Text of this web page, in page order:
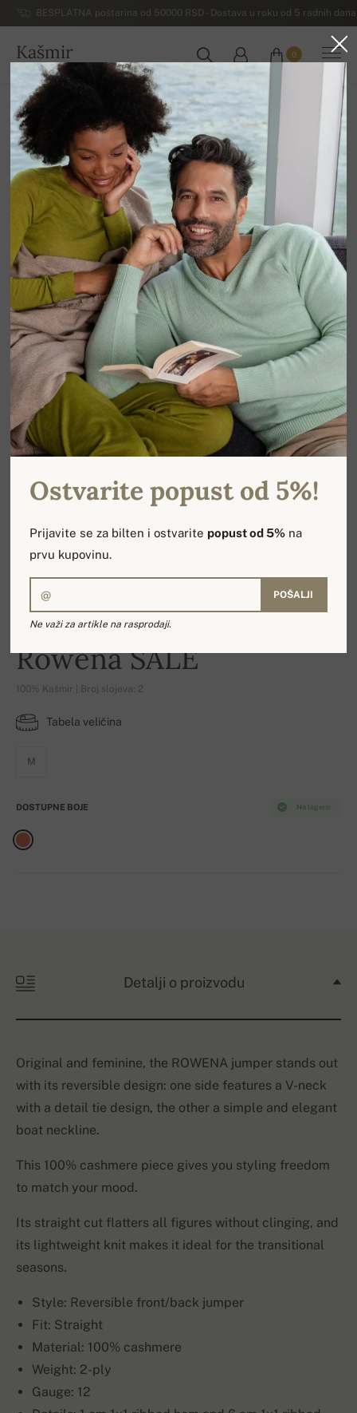
BESPLATNA poštarina od 50000 RSD - Dostava u roku od 5 radnih
Kašmir
SRBIJA
0
Početna
-14%
Rowena SALE
100% Kašmir | Broj slojeva: 2
Tabela veličina
M
Na lageru
DOSTUPNE BOJE
Detalji o proizvodu
Original and feminine, the ROWENA jumper stands out
with its reversible design: one side features a V-neck
with a detail tie design, the other a simple and elegant
boat neckline.
This 100% cashmere piece gives you styling freedom
to match your mood.
Its straight cut flatters all figures without clinging, and
its lightweight knit makes it ideal for the transitional
seasons.
Style: Reversible front/back jumper
Fit: Straight
Material: 100% cashmere
Weight: 2-ply
Gauge: 12
Ostvarite popust od 5%!
Prijavite se za bilten i ostvarite popust od 5% na
prvu kupovinu.
POŠALJI
Ne važi za artikle na rasprodaji.